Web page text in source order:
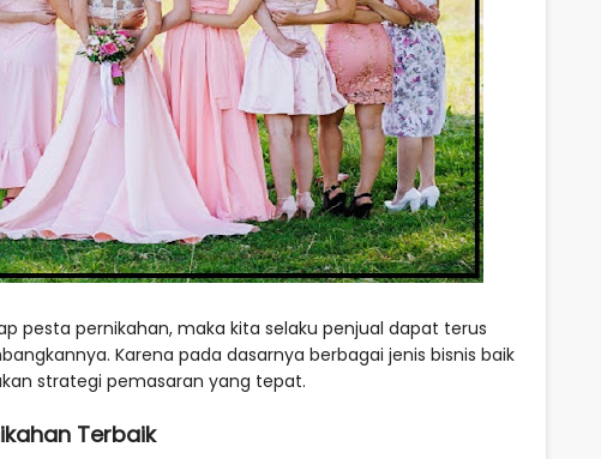
pesta pernikahan, maka kita selaku penjual dapat terus
Karena pada dasarnya berbagai jenis bisnis baik
strategi pemasaran yang tepat.
Terbaik